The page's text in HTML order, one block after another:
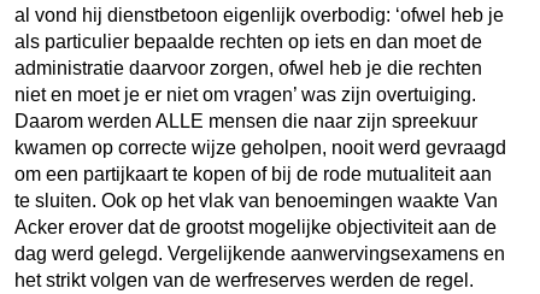
al vond hij dienstbetoon eigenlijk overbodig: ‘ofwel heb je
als particulier bepaalde rechten op iets en dan moet de
administratie daarvoor zorgen, ofwel heb je die rechten
niet en moet je er niet om vragen’ was zijn overtuiging.
Daarom werden ALLE mensen die naar zijn spreekuur
kwamen op correcte wijze geholpen, nooit werd gevraagd
om een partijkaart te kopen of bij de rode mutualiteit aan
te sluiten. Ook op het vlak van benoemingen waakte Van
Acker erover dat de grootst mogelijke objectiviteit aan de
dag werd gelegd. Vergelijkende aanwervingsexamens en
het strikt volgen van de werfreserves werden de regel.